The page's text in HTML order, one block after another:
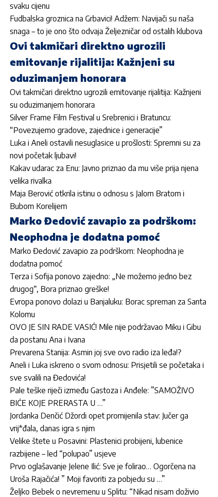
svaku cijenu
Fudbalska groznica na Grbavici! Adžem: Navijači su naša
snaga – to je ono što odvaja Željezničar od ostalih klubova
Ovi takmičari direktno ugrozili
emitovanje rijalitija: Kažnjeni su
oduzimanjem honorara
Ovi takmičari direktno ugrozili emitovanje rijalitija: Kažnjeni
su oduzimanjem honorara
Silver Frame Film Festival u Srebrenici i Bratuncu:
“Povezujemo gradove, zajednice i generacije”
Luka i Aneli ostavili nesuglasice u prošlosti: Spremni su za
novi početak ljubavi!
Kakav udarac za Enu: Javno priznao da mu više prija njena
velika rivalka
Maja Berović otkrila istinu o odnosu s Jalom Bratom i
Bubom Korelijem
Marko Đedović zavapio za podrškom:
Neophodna je dodatna pomoć
Marko Đedović zavapio za podrškom: Neophodna je
dodatna pomoć
Terza i Sofija ponovo zajedno: „Ne možemo jedno bez
drugog“, Bora priznao greške!
Evropa ponovo dolazi u Banjaluku: Borac spreman za Santa
Kolomu
OVO JE SIN RADE VASIĆ! Mile nije podržavao Miku i Gibu
da postanu Ana i Ivana
Prevarena Stanija: Asmin joj sve ovo radio iza leđa!?
Aneli i Luka iskreno o svom odnosu: Prisjetili se početaka i
sve svalili na Đedovića!
Pale teške riječi između Gastoza i Anđele: ”SAMOŽIVO
BIĆE KOJE PRERASTA U …”
Jordan­ka Denčić Džordi opet promijenila stav: Jučer ga
vrij*đala, danas igra s njim
Velike štete u Posavini: Plastenici probijeni, lubenice
razbijene – led “polupao” usjeve
Prvo oglašavanje Jelene Ilić: Sve je folirao… Ogorčena na
Uroša Rajačića! ” Moji favoriti za pobjedu su …”
Željko Bebek o nevremenu u Splitu: “Nikad nisam doživio